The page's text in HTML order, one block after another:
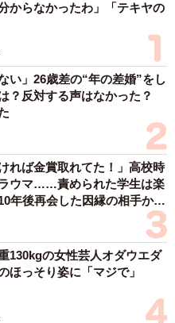
みでした。娘が咳と鼻水
に娘の保育をお願いしま
」と友人たち数人に断り
とが無く、私は娘が心配だ
30分で早退させてもらいま
が出ていて「早く帰って
、そそくさと出かける準
途中参加しにいきまし
て来られると…。
からなかったわ」「テキヤの
い」26歳差の“年の差婚”をし
？反対する声はなかった？
れば金賞取れてた！」高校時
ウマ……責められた学生は楽
年後再会した因縁の相手から
130kgの女性芸人オダウエダ
っそり姿に「マジで」